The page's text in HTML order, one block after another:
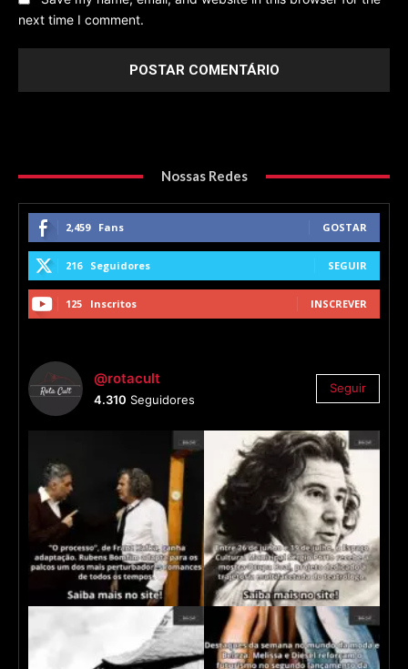
next time I comment.
Nossas Redes
2,459 Fans GOSTAR
216 Seguidores SEGUIR
125 Inscritos INSCREVER
@rotacult
4.310 Seguidores
Seguir